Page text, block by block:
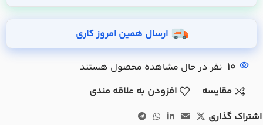
ارسال همین امروز کاری
10 نفر در حال مشاهده محصول هستند
مقایسه
افزودن به علاقه مندی
اشتراک گذاری